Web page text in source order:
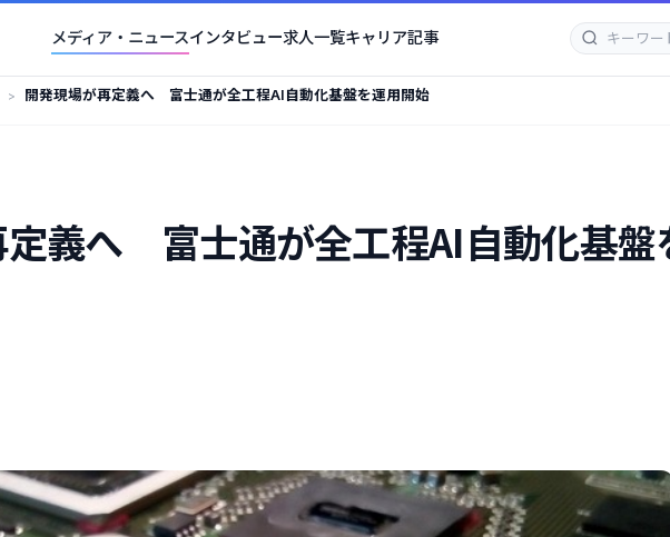
メディア・ニュースインタビュー求人一覧キャリア記事
開発現場が再定義へ 富士通が全工程AI自動化基盤を運用開始
定義へ 富士通が全工程AI自動化基盤